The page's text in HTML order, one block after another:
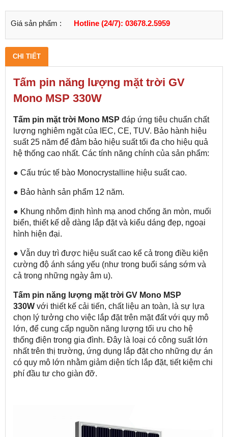
Giá sản phẩm : Hotline (24/7): 03678.2.5959
CHI TIẾT
Tấm pin năng lượng mặt trời GV
Mono MSP 330W
Tấm pin mặt trời Mono MSP đáp ứng tiêu chuẩn chất
lượng nghiêm ngặt của IEC, CE, TUV. Bảo hành hiệu
suất 25 năm để đảm bảo hiệu suất tối đa cho hiệu quả
hệ thống cao nhất. Các tính năng chính của sản phẩm:
● Cấu trúc tế bào Monocrystalline hiệu suất cao.
● Bảo hành sản phẩm 12 năm.
● Khung nhôm định hình mạ anod chống ăn mòn, muối
biển, thiết kế dễ dàng lắp đặt và kiểu dáng đẹp, ngoại
hình hiện đại.
● Vẫn duy trì được hiệu suất cao kể cả trong điều kiện
cường độ ánh sáng yếu (như trong buổi sáng sớm và
cả trong những ngày âm u).
Tấm pin năng lượng mặt trời GV Mono MSP
330W với thiết kế cải tiến, chất liệu an toàn, là sự lựa
chọn lý tưởng cho việc lắp đặt trên mặt đất với quy mô
lớn, để cung cấp nguồn năng lượng tối ưu cho hệ
thống điện trong gia đình. Đây là loại có công suất lớn
nhất trên thị trường, ứng dụng lắp đặt cho những dự án
có quy mô lớn nhằm giảm diện tích lắp đặt, tiết kiệm chi
phí đầu tư cho giàn đỡ.